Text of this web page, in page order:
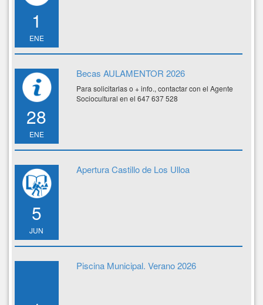
1
ENE
28
ENE
Becas AULAMENTOR 2026
Para solicitarlas o + info., contactar con el Agente
Sociocultural en el 647 637 528
5
JUN
Apertura Castillo de Los Ulloa
Piscina Municipal. Verano 2026